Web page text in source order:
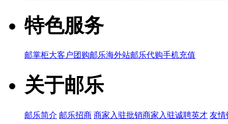
特色服务
邮掌柜大客户团购邮乐海外站邮乐代购手机充值
关于邮乐
邮乐简介 邮乐招商 商家入驻批销商家入驻诚聘英才 友情